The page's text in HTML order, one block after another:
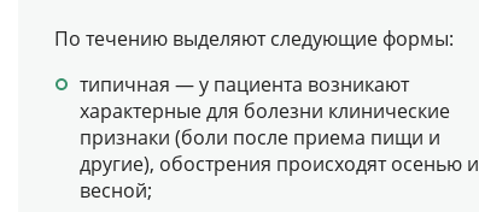
По течению выделяют следующие формы:
типичная — у пациента возникают
характерные для болезни клинические
признаки (боли после приема пищи и
другие), обострения происходят осенью и
весной;